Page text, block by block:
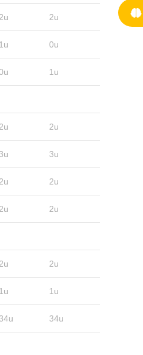
2u 2u
1u 0u
1u
2u 2u
3u 3u
2u 2u
2u 2u
2u 2u
1u 1u
34u 34u